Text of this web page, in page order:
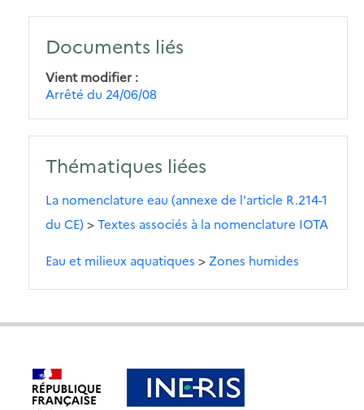
Documents liés
Vient modifier
Arrêté du 24/06/08
Thématiques liées
La nomenclature eau (annexe de l'article R.214-1
du CE)>Textes associés à la nomenclature IOTA
Eau et milieux aquatiques > Zones humides